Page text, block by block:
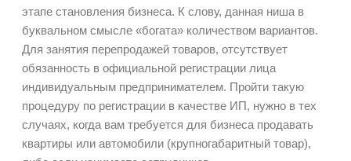
этапе становления бизнеса. К слову, данная ниша в
буквальном смысле «богата» количеством вариантов.
Для занятия перепродажей товаров, отсутствует
обязанность в официальной регистрации лица
индивидуальным предпринимателем. Пройти такую
процедуру по регистрации в качестве ИП, нужно в тех
случаях, когда вам требуется для бизнеса продавать
квартиры или автомобили (крупногабаритный товар),